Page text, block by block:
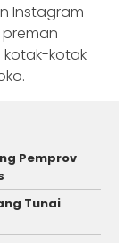
Instagram
kotak
Pemprov
Tunai